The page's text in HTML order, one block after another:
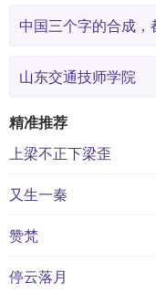
中国三个字的合成，
山东交通技师学院
精准推荐
上梁不正下梁歪
又生一秦
赞梵
停云落月